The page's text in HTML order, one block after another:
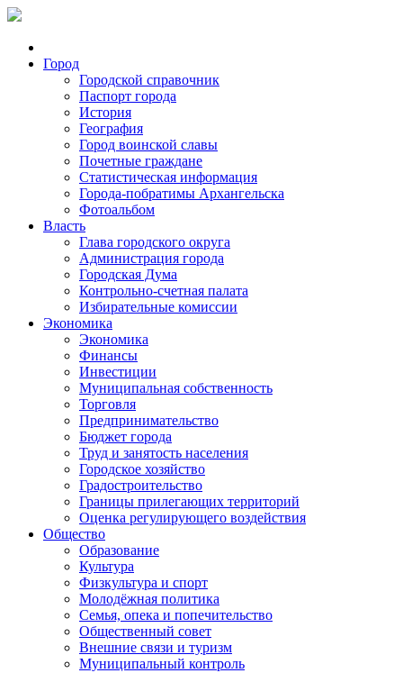
Город
Городской справочник
Паспорт города
История
География
Город воинской славы
Почетные граждане
Статистическая информация
Города-побратимы Архангельска
Фотоальбом
Власть
Глава городского округа
Администрация города
Городская Дума
Контрольно-счетная палата
Избирательные комиссии
Экономика
Экономика
Финансы
Инвестиции
Муниципальная собственность
Торговля
Предпринимательство
Бюджет города
Труд и занятость населения
Городское хозяйство
Градостроительство
Границы прилегающих территорий
Оценка регулирующего воздействия
Общество
Образование
Культура
Физкультура и спорт
Молодёжная политика
Семья, опека и попечительство
Общественный совет
Внешние связи и туризм
Муниципальный контроль